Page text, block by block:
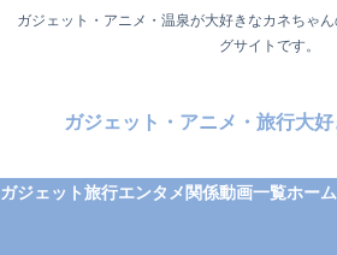
ガジェット・アニメ・温泉が大好きなカネちゃ
グサイトです。
ガジェット・アニメ・旅行大
ガジェット旅行エンタメ関係動画一覧ホーム